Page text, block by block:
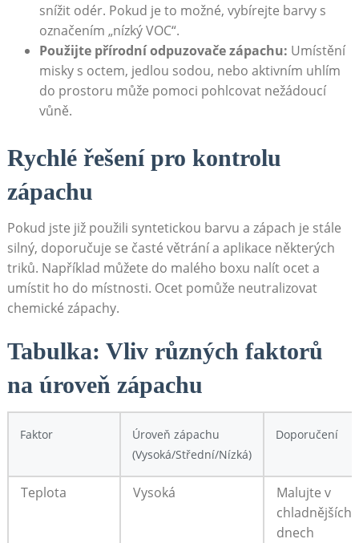
snížit odér. Pokud ⁢je to možné, vybírejte barvy s
označením⁣ „nízký VOC“.
Použijte‌ přírodní ⁣odpuzovače⁤ zápachu: Umístění
misky ‍s octem, jedlou sodou, nebo aktivním uhlím
do prostoru může pomoci pohlcovat nežádoucí
vůně.
Rychlé ‌řešení pro⁤ kontrolu
zápachu
Pokud‍ jste již použili syntetickou barvu ⁢a ‍zápach je stále
silný, doporučuje se ⁣časté větrání a aplikace některých
triků.​ Například můžete do malého boxu nalít ocet a
umístit ho do místnosti. Ocet pomůže neutralizovat
chemické zápachy.
Tabulka: Vliv různých‍ faktorů
‌na úroveň zápachu
Faktor
Úroveň zápachu
(Vysoká/Střední/Nízká)
Doporučení
Teplota Vysoká
Malujte v
chladnějších⁣
dnech